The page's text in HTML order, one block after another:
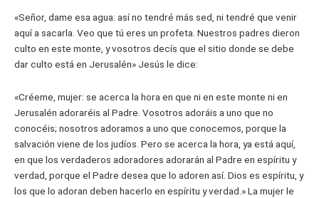
«Señor, dame esa agua: así no tendré más sed, ni tendré que venir
aquí a sacarla. Veo que tú eres un profeta. Nuestros padres dieron
culto en este monte, y vosotros decís que el sitio donde se debe
dar culto está en Jerusalén» Jesús le dice:
«Créeme, mujer: se acerca la hora en que ni en este monte ni en
Jerusalén adoraréis al Padre. Vosotros adoráis a uno que no
conocéis; nosotros adoramos a uno que conocemos, porque la
salvación viene de los judíos. Pero se acerca la hora, ya está aquí,
en que los verdaderos adoradores adorarán al Padre en espíritu y
verdad, porque el Padre desea que lo adoren así. Dios es espíritu, y
los que lo adoran deben hacerlo en espíritu y verdad.» La mujer le